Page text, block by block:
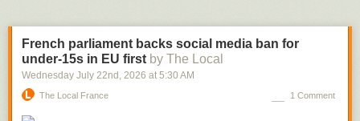
documenting and less time for the logs and documents to get lost or so
detached from the original context we can’t make unambiguous
interpretations of them. The result is that we today have large quantities
of very reliable records detailing exact quotes and events pertaining to
early Mormon history, many coming directly from Joseph himself. You
can even read all the original source texts yourself exactly as Joseph
French parliament backs social media ban for
under-15s in EU first by The Local
Wednesday July 22nd , 2026 at 5:30 AM
The Local France 1 Comment